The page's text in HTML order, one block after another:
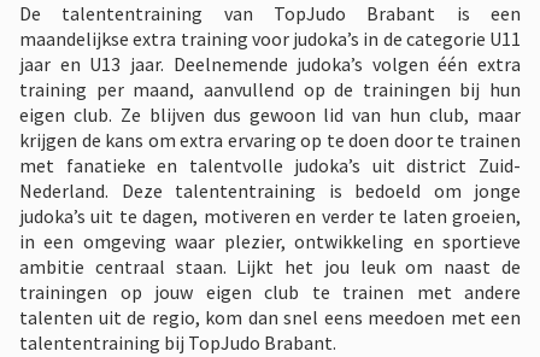
De talententraining van TopJudo Brabant is een
maandelijkse extra training voor judoka’s in de categorie U11
jaar en U13 jaar. Deelnemende judoka’s volgen één extra
training per maand, aanvullend op de trainingen bij hun
eigen club. Ze blijven dus gewoon lid van hun club, maar
krijgen de kans om extra ervaring op te doen door te trainen
met fanatieke en talentvolle judoka’s uit district Zuid-
Nederland. Deze talententraining is bedoeld om jonge
judoka’s uit te dagen, motiveren en verder te laten groeien,
in een omgeving waar plezier, ontwikkeling en sportieve
ambitie centraal staan. Lijkt het jou leuk om naast de
trainingen op jouw eigen club te trainen met andere
talenten uit de regio, kom dan snel eens meedoen met een
talententraining bij TopJudo Brabant.